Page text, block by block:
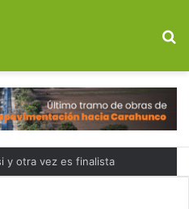
y otra vez es finalista